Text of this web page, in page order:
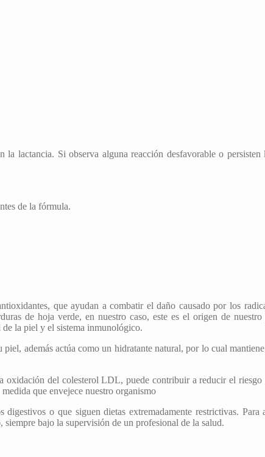
lactancia. Si observa alguna reacción desfavorable o
de la fórmula.
que ayudan a combatir el daño causado por los
de hoja verde, en nuestro caso, este es el origen de
la piel y el sistema inmunológico.
piel, además actúa como un hidratante natural, por lo cual
del colesterol LDL, puede contribuir a reducir el riesgo
que envejece nuestro organismo
o que siguen dietas extremadamente restrictivas. Para
bajo la supervisión de un profesional de la salud.